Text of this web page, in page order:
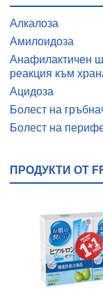
Алкалоза
Амилоидоза
Анафилактичен
реакция към
Ацидоза
Болест на
Болест на
ПРОДУКТИ ОТ